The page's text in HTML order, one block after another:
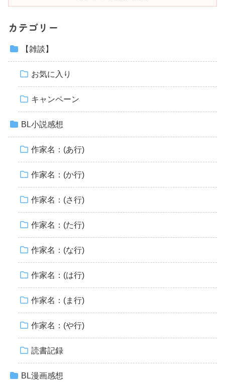
カテゴリー
【雑談】
お気に入り
キャンペーン
BL小説感想
作家名：(あ行)
作家名：(か行)
作家名：(さ行)
作家名：(た行)
作家名：(な行)
作家名：(は行)
作家名：(ま行)
作家名：(や行)
読書記録
BL漫画感想